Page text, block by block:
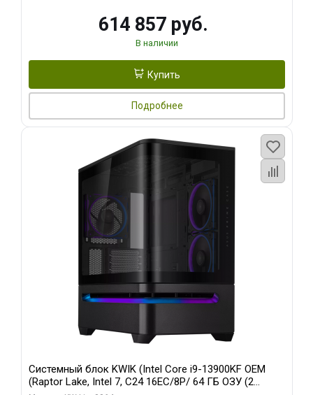
614 857 руб.
В наличии
Купить
Подробнее
Системный блок KWIK (Intel Core i9-13900KF OEM
(Raptor Lake, Intel 7, C24 16EC/8P/ 64 ГБ ОЗУ (2